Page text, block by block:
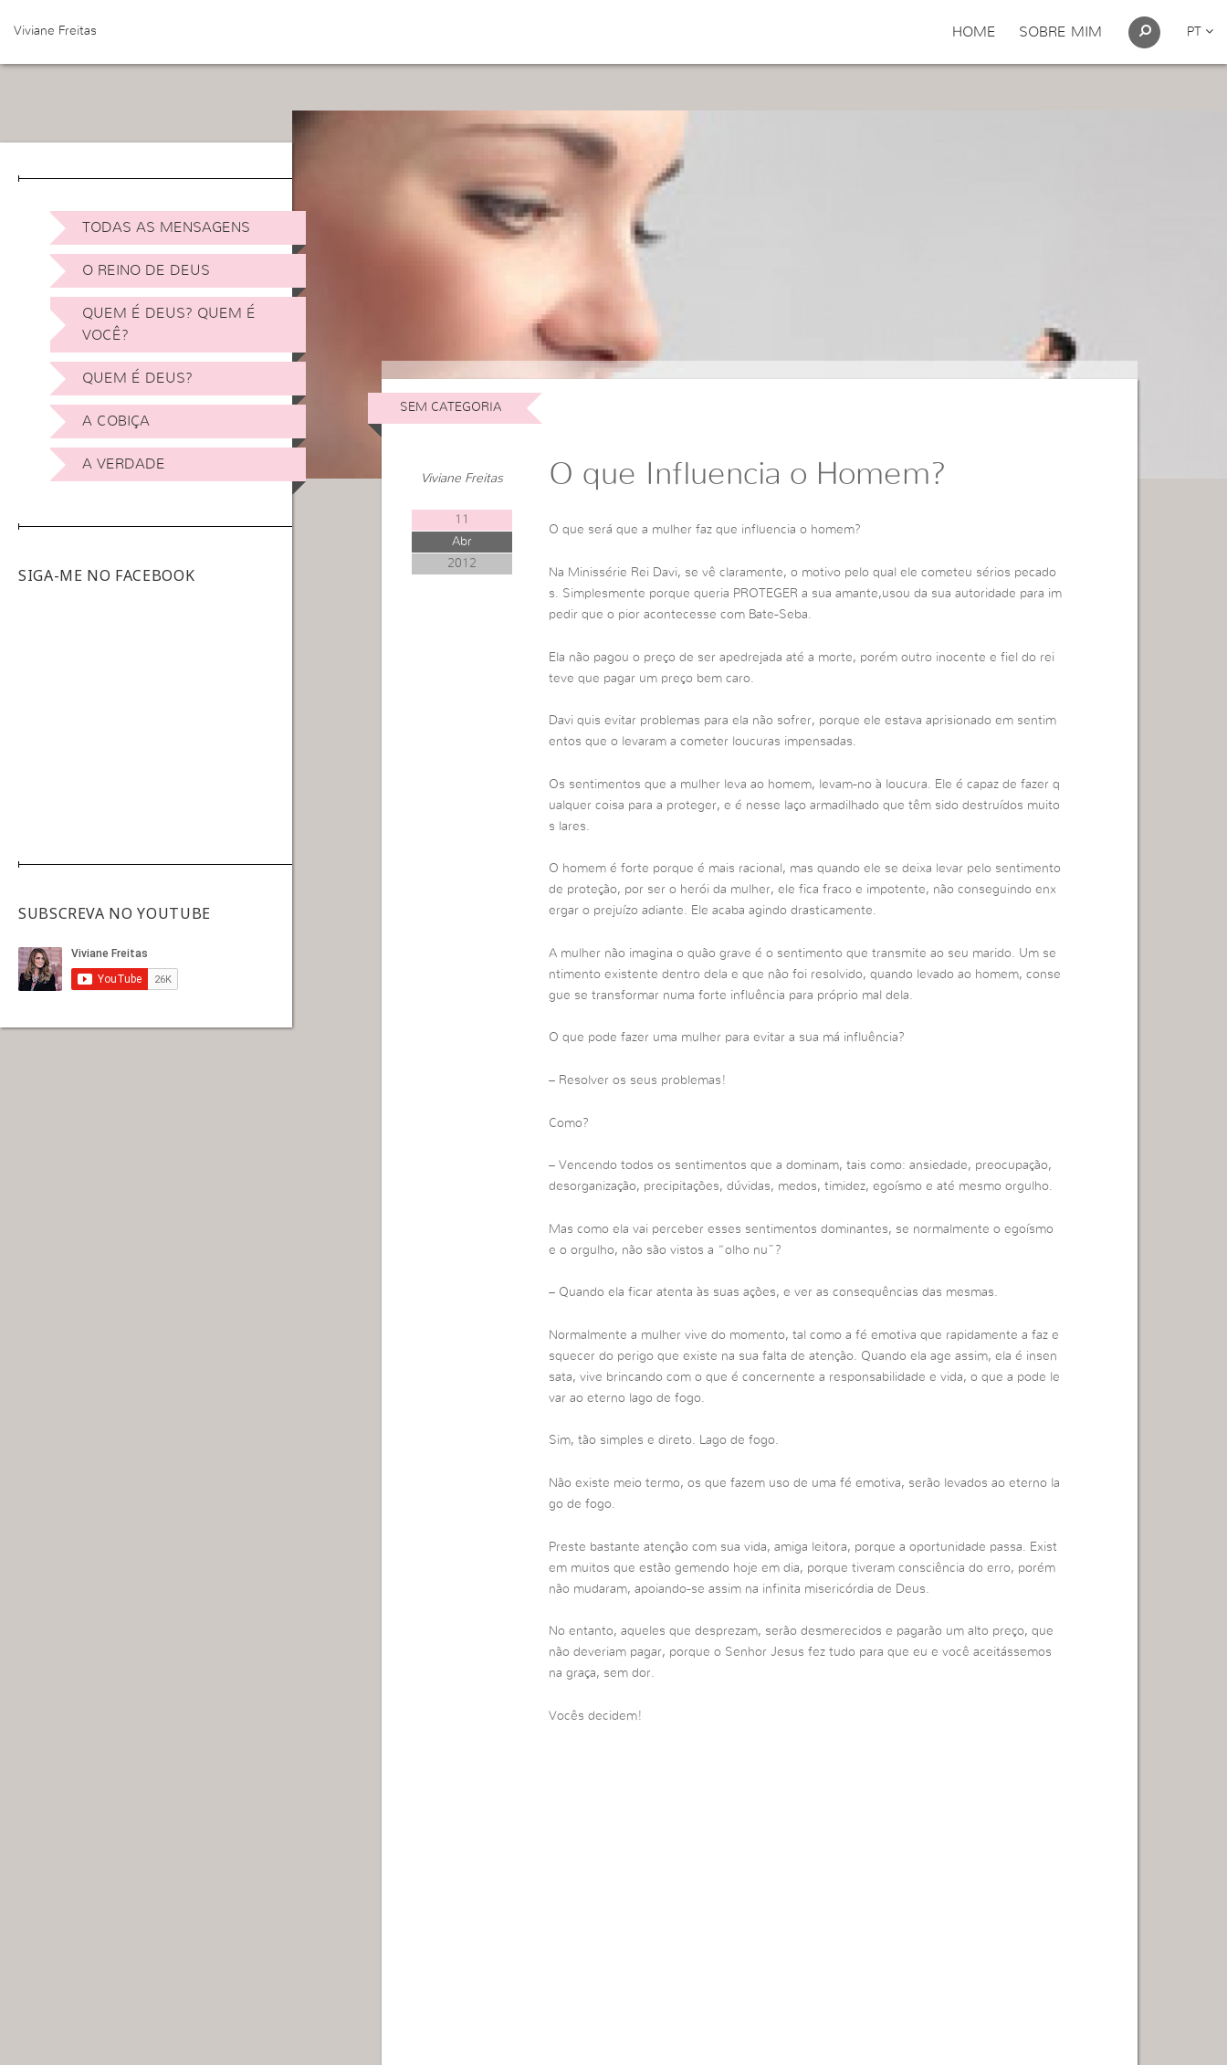
Viviane Freitas HOME SOBRE MIM PT
TODAS AS MENSAGENS
O REINO DE DEUS
QUEM É DEUS? QUEM É
VOCÊ?
QUEM É DEUS?
A COBIÇA
A VERDADE
SIGA-ME NO FACEBOOK
SUBSCREVA NO YOUTUBE
SEM CATEGORIA
Viviane Freitas
11
Abr
2012
O que Influencia o Homem?
O que será que a mulher faz que influencia o homem?
Na Minissérie Rei Davi, se vê claramente, o motivo pelo qual ele cometeu sérios pecado
s. Simplesmente porque queria PROTEGER a sua amante,usou da sua autoridade para im
pedir que o pior acontecesse com Bate-Seba.
Ela não pagou o preço de ser apedrejada até a morte, porém outro inocente e fiel do rei
teve que pagar um preço bem caro.
Davi quis evitar problemas para ela não sofrer, porque ele estava aprisionado em sentim
entos que o levaram a cometer loucuras impensadas.
Os sentimentos que a mulher leva ao homem, levam-no à loucura. Ele é capaz de fazer q
ualquer coisa para a proteger, e é nesse laço armadilhado que têm sido destruídos muito
s lares.
O homem é forte porque é mais racional, mas quando ele se deixa levar pelo sentimento
de proteção, por ser o herói da mulher, ele fica fraco e impotente, não conseguindo enx
ergar o prejuízo adiante. Ele acaba agindo drasticamente.
A mulher não imagina o quão grave é o sentimento que transmite ao seu marido. Um se
ntimento existente dentro dela e que não foi resolvido, quando levado ao homem, conse
gue se transformar numa forte influência para próprio mal dela.
O que pode fazer uma mulher para evitar a sua má influência?
– Resolver os seus problemas!
Como?
– Vencendo todos os sentimentos que a dominam, tais como: ansiedade, preocupação,
desorganização, precipitações, dúvidas, medos, timidez, egoísmo e até mesmo orgulho.
Mas como ela vai perceber esses sentimentos dominantes, se normalmente o egoísmo
e o orgulho, não são vistos a “olho nu”?
– Quando ela ficar atenta às suas ações, e ver as consequências das mesmas.
Normalmente a mulher vive do momento, tal como a fé emotiva que rapidamente a faz e
squecer do perigo que existe na sua falta de atenção. Quando ela age assim, ela é insen
sata, vive brincando com o que é concernente a responsabilidade e vida, o que a pode le
var ao eterno lago de fogo.
Sim, tão simples e direto. Lago de fogo.
Não existe meio termo, os que fazem uso de uma fé emotiva, serão levados ao eterno la
go de fogo.
Preste bastante atenção com sua vida, amiga leitora, porque a oportunidade passa. Exist
em muitos que estão gemendo hoje em dia, porque tiveram consciência do erro, porém
não mudaram, apoiando-se assim na infinita misericórdia de Deus.
No entanto, aqueles que desprezam, serão desmerecidos e pagarão um alto preço, que
não deveriam pagar, porque o Senhor Jesus fez tudo para que eu e você aceitássemos
na graça, sem dor.
Vocês decidem!